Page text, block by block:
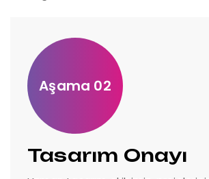
Aşama 02
Tasarım Onayı